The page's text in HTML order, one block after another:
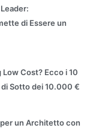
di Essere un
Cost? Ecco i 10
Sotto dei 10.000 €
un Architetto con